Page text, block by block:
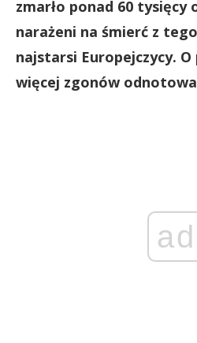
zmarło ponad 60 tysięcy
narażeni na śmierć z
najstarsi Europejczycy. O
więcej zgonów
ad